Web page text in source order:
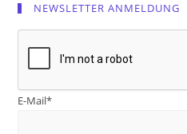
NEWSLETTER ANMELDUNG
E-Mail*